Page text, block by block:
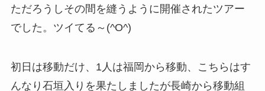
ただろうしその間を縫うように開催されたツアー
でした。ツイてる～(^O^)
初日は移動だけ、1人は福岡から移動、こちらはす
んなり石垣入りを果たしましたが長崎から移動組